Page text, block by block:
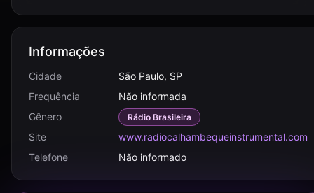
Informações
Cidade
São Paulo, SP
Frequência
Não informada
Gênero
Rádio Brasileira
Site
www.radiocalhambequeinstrumental.com
Telefone
Não informado